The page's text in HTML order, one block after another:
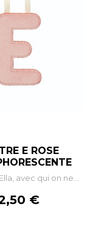
E ROSE
avec qui on ne...
€